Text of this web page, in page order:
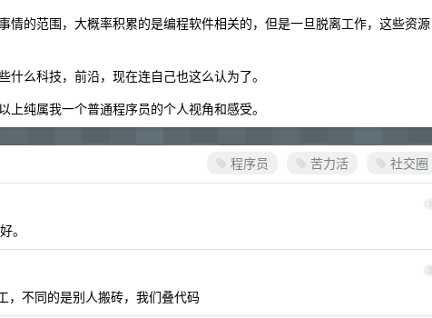
情的范围，大概率积累的是编程软件相关的，但是一旦脱离工作，这些资源
么科技，前沿，现在连自己也这么认为了。
纯属我一个普通程序员的个人视角和感受。
程序员 苦力活 社交圈
1
。
2
，不同的是别人搬砖，我们叠代码